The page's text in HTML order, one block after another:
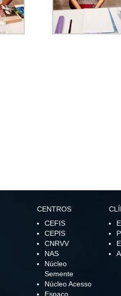
CENTROS
CEFIS
CEPIS
CNRVV
NAS
Núcleo
Semente
Núcleo Acesso
Espaço